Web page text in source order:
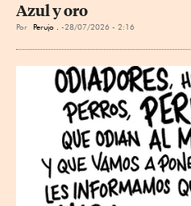
Azul y oro
Por Perujo . 28/07/2026 - 2:16